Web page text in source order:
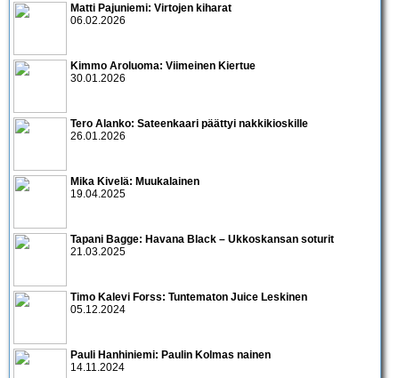
Matti Pajuniemi: Virtojen kiharat
06.02.2026
Kimmo Aroluoma: Viimeinen Kiertue
30.01.2026
Tero Alanko: Sateenkaari päättyi nakkikioskille
26.01.2026
Mika Kivelä: Muukalainen
19.04.2025
Tapani Bagge: Havana Black – Ukkoskansan soturit
21.03.2025
Timo Kalevi Forss: Tuntematon Juice Leskinen
05.12.2024
Pauli Hanhiniemi: Paulin Kolmas nainen
14.11.2024